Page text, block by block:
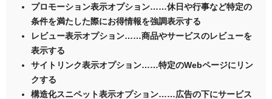
プロモーション表示オプション……休日や行事など特定の
条件を満たした際にお得情報を強調表示する
レビュー表示オプション……商品やサービスのレビューを
表示する
サイトリンク表示オプション……特定のWebページにリン
クする
構造化スニペット表示オプション……広告の下にサービス